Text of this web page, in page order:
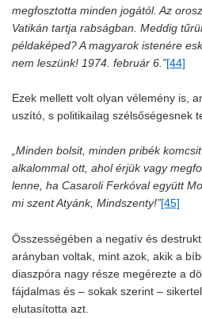
megfosztotta minden jogától. Az
Vatikán tartja rabságban. Meddig
példaképed? A magyarok istenére
nem leszünk! 1974. február 6.”[44]
Ezek mellett volt olyan vélemény is,
uszító, s politikailag szélsőségesnek
„Minden bolsit, minden pribék
alkalommal ott, ahol érjük vagy
lenne, ha Casaroli Ferkóval együtt
mi szent Atyánk, Mindszenty!”[45]
Összességében a negatív és
arányban voltak, mint azok, akik a
diaszpóra nagy része megérezte a
fájdalmas és – sokak szerint –
elutasította azt.